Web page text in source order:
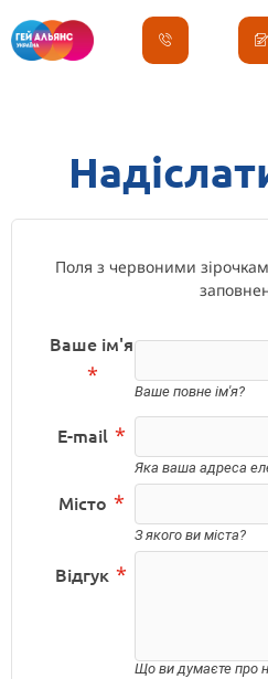
Поля з червоними
Ваше ім'я
*
Ваше повне ім'я?
E-mail *
Яка ваша адреса
Місто *
З якого ви міста?
Відгук *
Що ви думаєте про